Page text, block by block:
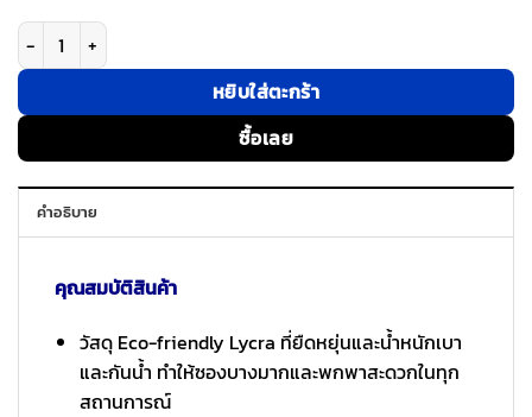
จำนวน WiWU รุ่น Skin Zero Sleeve - ซองใส่ Laptop/MacBook ขนาด 14"
หยิบใส่ตะกร้า
ซื้อเลย
คำอธิบาย
คุณสมบัติสินค้า
วัสดุ Eco-friendly Lycra ที่ยืดหยุ่นและน้ำหนักเบา
และกันน้ำ ทำให้ซองบางมากและพกพาสะดวกในทุก
สถานการณ์